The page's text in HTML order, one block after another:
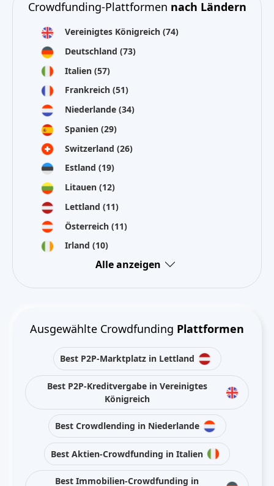
Crowdfunding-Plattformen nach Ländern
Vereinigtes Königreich (74)
Deutschland (73)
Italien (57)
Frankreich (51)
Niederlande (34)
Spanien (29)
Switzerland (26)
Estland (19)
Litauen (12)
Lettland (11)
Österreich (11)
Irland (10)
Alle anzeigen
Ausgewählte Crowdfunding Plattformen
Best P2P-Marktplatz in Lettland
Best P2P-Kreditvergabe in Vereinigtes
Königreich
Best Crowdlending in Niederlande
Best Aktien-Crowdfunding in Italien
Best Immobilien-Crowdfunding in